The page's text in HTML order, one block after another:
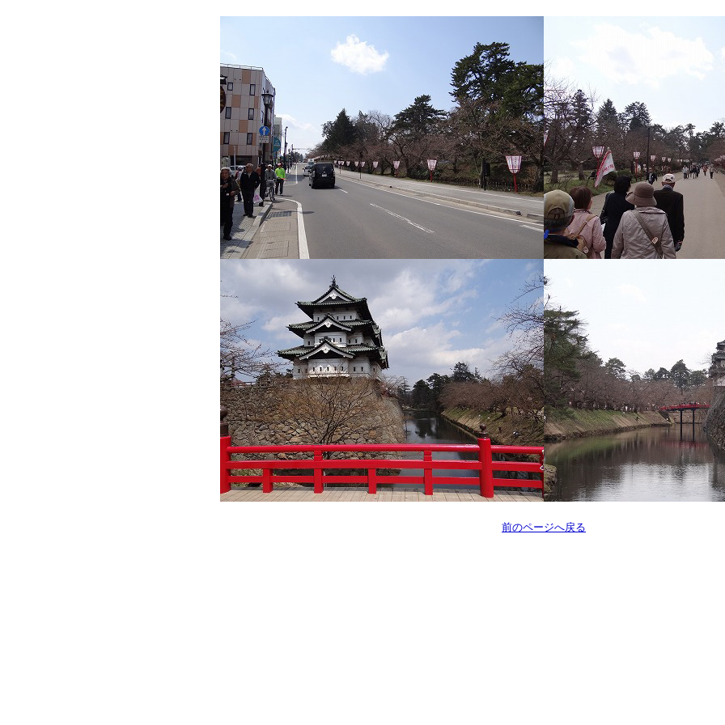
前のページへ戻る